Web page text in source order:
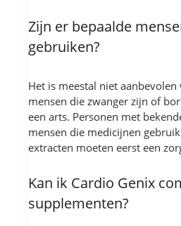
Zijn er bepaalde
gebruiken?
Het is meestal niet
mensen die zwanger zijn of
een arts. Personen met
mensen die medicijnen
extracten moeten eerst een
Kan ik Cardio Genix
supplementen?